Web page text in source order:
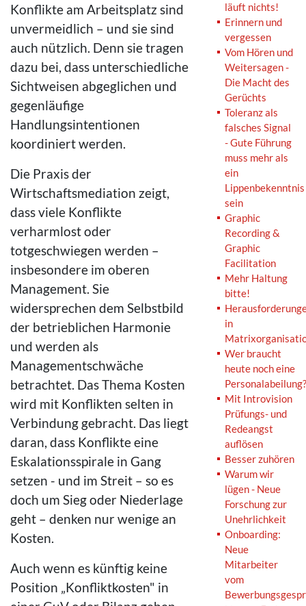
Konflikte am Arbeitsplatz sind
unvermeidlich – und sie sind
auch nützlich. Denn sie tragen
dazu bei, dass unterschiedliche
Sichtweisen abgeglichen und
gegenläufige
Handlungsintentionen
koordiniert werden.
Die Praxis der
Wirtschaftsmediation zeigt,
dass viele Konflikte
verharmlost oder
totgeschwiegen werden –
insbesondere im oberen
Management. Sie
widersprechen dem Selbstbild
der betrieblichen Harmonie
und werden als
Managementschwäche
betrachtet. Das Thema Kosten
wird mit Konflikten selten in
Verbindung gebracht. Das liegt
daran, dass Konflikte eine
Eskalationsspirale in Gang
setzen - und im Streit – so es
doch um Sieg oder Niederlage
geht – denken nur wenige an
Kosten.
Auch wenn es künftig keine
Position „Konfliktkosten" in
läuft nichts!
Erinnern und
vergessen
Vom Hören und
Weitersagen -
Die Macht des
Gerüchts
Toleranz als
falsches Signal
- Gute Führung
muss mehr als
ein
Lippenbekenntnis
sein
Graphic
Recording &
Graphic
Facilitation
Mehr Haltung
bitte!
in
Wer braucht
heute noch eine
Personalabeilung?
Mit Introvision
Prüfungs- und
Redeangst
auflösen
Besser zuhören
Warum wir
lügen - Neue
Forschung zur
Unehrlichkeit
Onboarding:
Neue
Mitarbeiter
vom